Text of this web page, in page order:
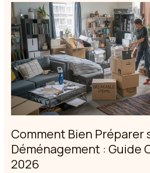
Quoi
Commencer
?
Guide
Complet
2026
Comment Bien Préparer
Déménagement : Guide
2026